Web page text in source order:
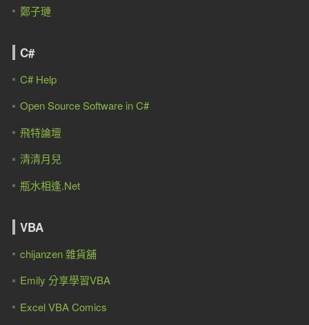
鄭子璉
C#
C# Help
Open Source Software in C#
飛特論壇
清清月兒
瓶水相逢.Net
VBA
chijanzen 雜貨舖
Emily 分享學習VBA
Excel VBA Comics